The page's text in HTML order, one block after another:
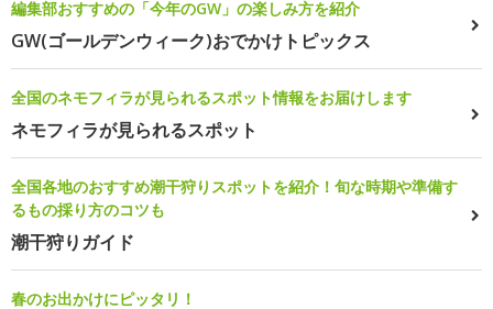
編集部おすすめの「今年のGW」の楽しみ方を紹介
GW(ゴールデンウィーク)おでかけトピックス
全国のネモフィラが見られるスポット情報をお届けします
ネモフィラが見られるスポット
全国各地のおすすめ潮干狩りスポットを紹介！旬な時期や準備す
るもの採り方のコツも
潮干狩りガイド
春のお出かけにピッタリ！